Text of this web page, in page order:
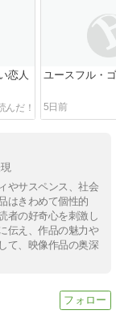
恋人 ユースフル・
5日前
やサスペンス、社会
はきわめて個性的
者の好奇心を刺激し
伝え、作品の魅力や
て、映像作品の奥深